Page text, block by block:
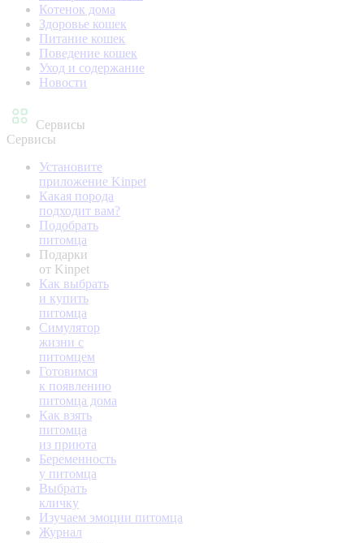
Котенок дома
Здоровье кошек
Питание кошек
Поведение кошек
Уход и содержание
Новости
Сервисы
Сервисы
Установите
приложение Kinpet
Какая порода
подходит вам?
Подобрать
питомца
Подарки
от Kinpet
Как выбрать
и купить
питомца
Симулятор
жизни с
питомцем
Готовимся
к появлению
питомца дома
Как взять
питомца
из приюта
Беременность
у питомца
Выбрать
кличку
Изучаем эмоции питомца
Журнал